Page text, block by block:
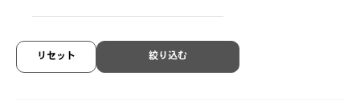
絞り込む
リセット
OWNDAYS × DITA Lancier
¥42,900